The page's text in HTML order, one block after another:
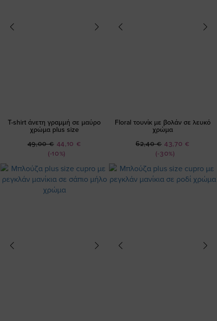
T-shirt άνετη γραμμή σε μαύρο
χρώμα plus size
(-10%)
Ειδική
Τιμή
44,10 €
49,00 €
Floral τουνίκ με βολάν σε λευκό
χρώμα
(-30%)
Ειδική
Τιμή
43,70 €
62,40 €